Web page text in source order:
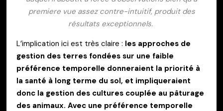
premiere vue assez contre-intuitif, produit des
résultats exceptionnels.
L’implication ici est très claire : les approches de
gestion des terres fondées sur une faible
préférence temporelle donneraient la priorité à
la santé à long terme du sol, et impliqueraient
donc la gestion des cultures couplée au pâturage
des animaux. Avec une préférence temporelle